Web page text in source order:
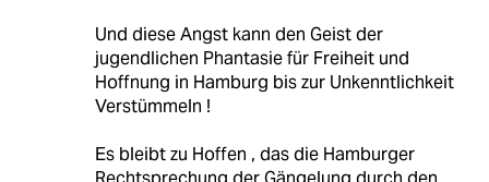
Und diese Angst kann den Geist der
jugendlichen Phantasie für Freiheit und
Hoffnung in Hamburg bis zur Unkenntlichkeit
Verstümmeln !
Es bleibt zu Hoffen , das die Hamburger